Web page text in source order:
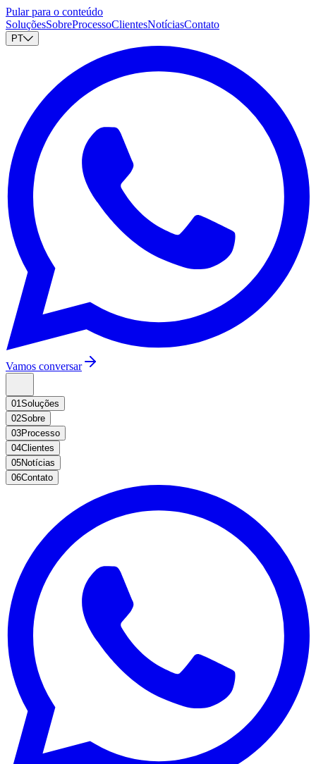
Pular para o conteúdo
SoluçõesSobreProcessoClientesNotíciasContato
PT
Vamos conversar
01Soluções
02Sobre
03Processo
04Clientes
05Notícias
06Contato